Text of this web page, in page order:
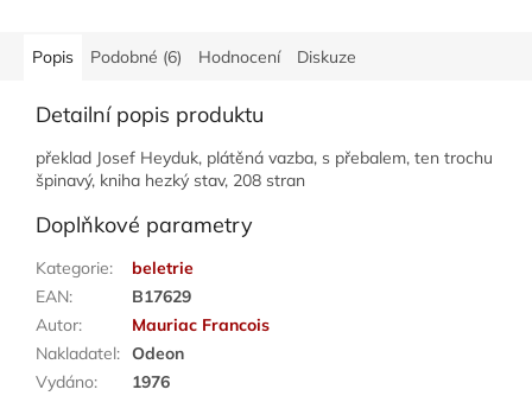
Popis Podobné (6) Hodnocení Diskuze
Detailní popis produktu
překlad Josef Heyduk, plátěná vazba, s přebalem, ten trochu
špinavý, kniha hezký stav, 208 stran
Doplňkové parametry
Kategorie:
beletrie
EAN:
B17629
Autor:
Mauriac Francois
Nakladatel: Odeon
Vydáno: 1976